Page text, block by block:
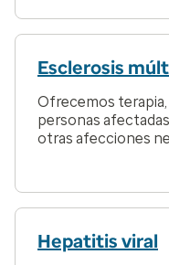
Esclerosis
Ofrecemos
personas
otras afecciones
Hepatitis viral